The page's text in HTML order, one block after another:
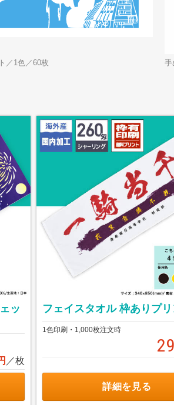
／1色／60枚 手
ッ
／枚
フェイスタオル 枠ありプリ
1色印刷・1,000枚注文時
詳細を見る